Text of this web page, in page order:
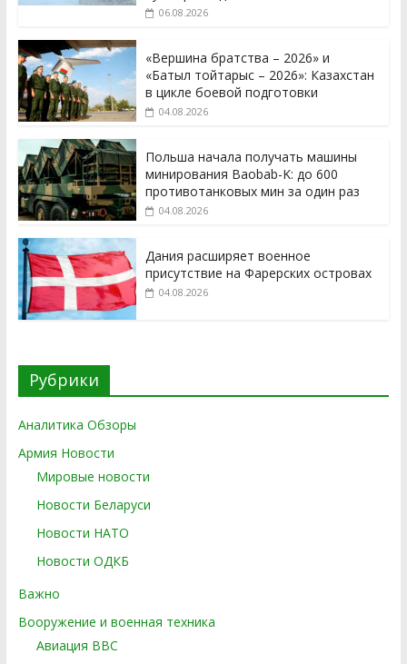
06.08.2026
«Вершина братства – 2026» и
«Батыл тойтарыс – 2026»: Казахстан
в цикле боевой подготовки
04.08.2026
Польша начала получать машины
минирования Baobab-K: до 600
противотанковых мин за один раз
04.08.2026
Дания расширяет военное
присутствие на Фарерских островах
04.08.2026
Рубрики
Аналитика Обзоры
Армия Новости
Мировые новости
Новости Беларуси
Новости НАТО
Новости ОДКБ
Важно
Вооружение и военная техника
Авиация ВВС